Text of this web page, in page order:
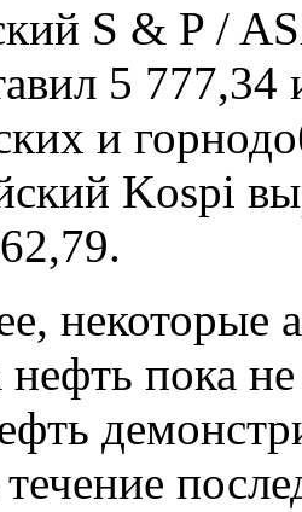
S & P /
5 777,34
и
Kospi
некоторые
пока